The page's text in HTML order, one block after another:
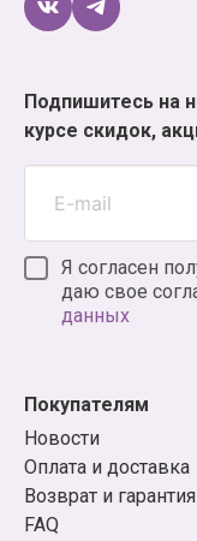
Подпишитесь на
курсе скидок,
Я согласен
даю свое
данных
Покупателям
Новости
Оплата и доставка
Возврат и гарантия
FAQ